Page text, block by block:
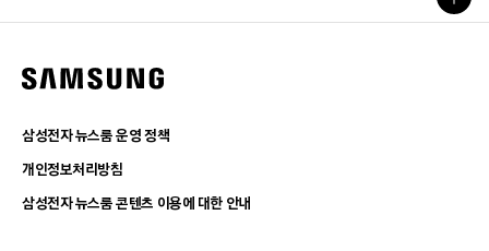
삼성전자 뉴스룸 운영 정책
개인정보처리방침
삼성전자 뉴스룸 콘텐츠 이용에 대한 안내